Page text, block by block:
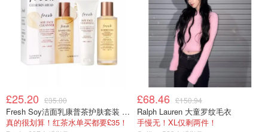
£25.20 £35.00
Fresh Soy洁面乳康普茶护肤套装 100ml
真的很划算！红茶水单买都要£35！
£68.46 £150.94
Ralph Lauren 大童罗纹毛衣
手慢无！XL仅剩两件！